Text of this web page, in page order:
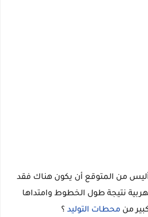
من المتوقع أن يكون هناك فقد
نتيجة طول الخطوط وامتداها
من محطات التوليد ؟